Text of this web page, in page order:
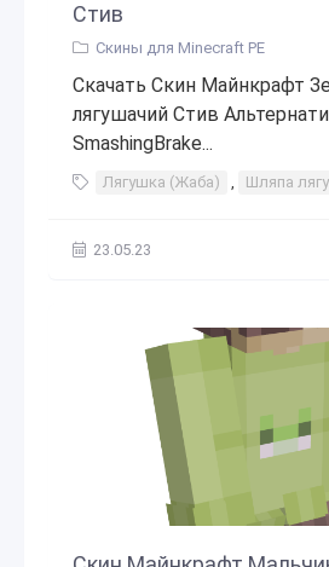
Стив
Скины для Minecraft PE
Скачать Скин Майнкрафт
лягушачий Стив
SmashingBrake...
Лягушка (Жаба) , Шляпа
23.05.23